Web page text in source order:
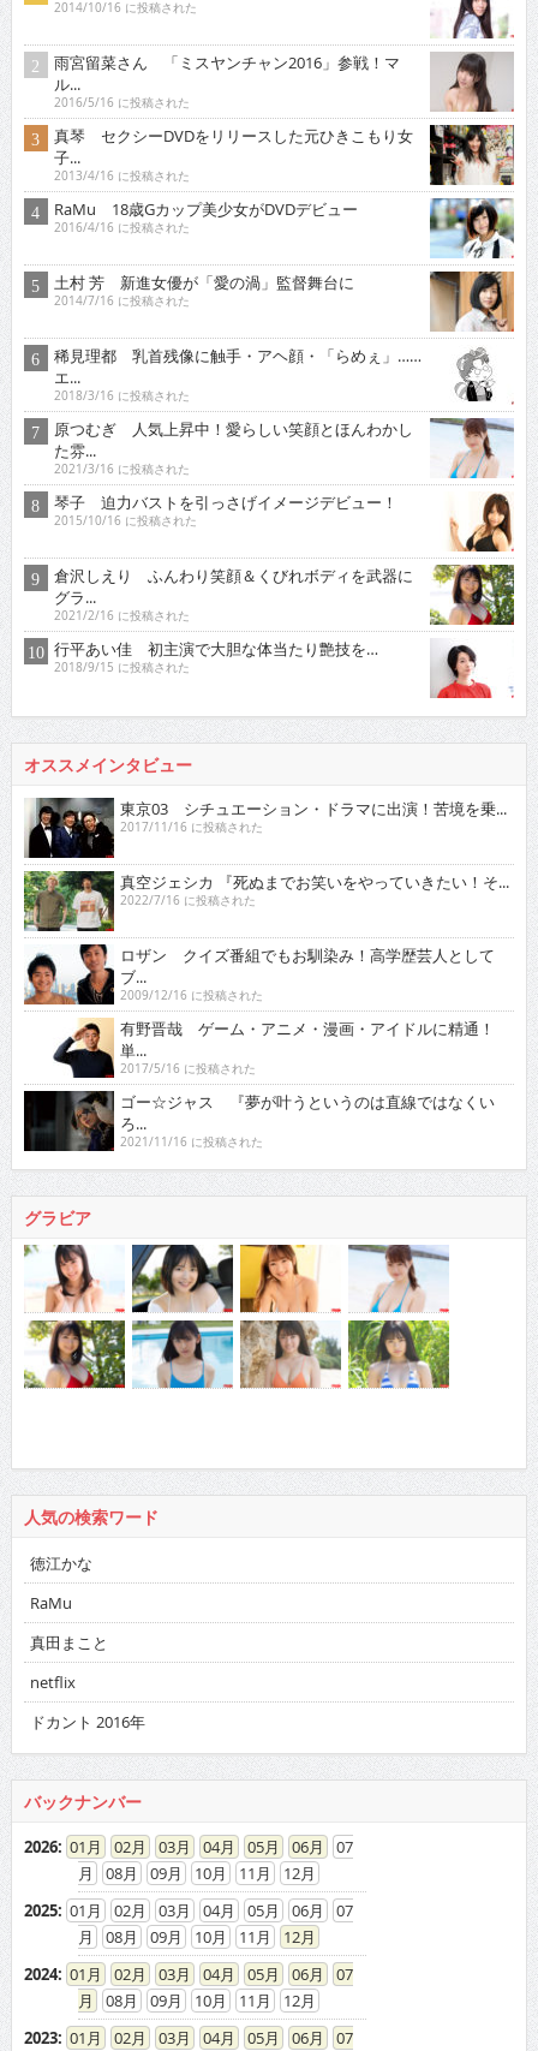
2014/10/16 に投稿された
雨宮留菜さん 「ミスヤンチャン2016」参戦！マ
ル...
2016/5/16 に投稿された
真琴 セクシーDVDをリリースした元ひきこもり女
子...
2013/4/16 に投稿された
RaMu 18歳Gカップ美少女がDVDデビュー
2016/4/16 に投稿された
土村 芳 新進女優が「愛の渦」監督舞台に
2014/7/16 に投稿された
稀見理都 乳首残像に触手・アヘ顔・「らめぇ」……
エ...
2018/3/16 に投稿された
原つむぎ 人気上昇中！愛らしい笑顔とほんわかし
た雰...
2021/3/16 に投稿された
琴子 迫力バストを引っさげイメージデビュー！
2015/10/16 に投稿された
倉沢しえり ふんわり笑顔＆くびれボディを武器に
グラ...
2021/2/16 に投稿された
行平あい佳 初主演で大胆な体当たり艶技を…
2018/9/15 に投稿された
オススメインタビュー
東京03 シチュエーション・ドラマに出演！苦境を乗...
2017/11/16 に投稿された
真空ジェシカ 『死ぬまでお笑いをやっていきたい！そ...
2022/7/16 に投稿された
ロザン クイズ番組でもお馴染み！高学歴芸人として
ブ...
2009/12/16 に投稿された
有野晋哉 ゲーム・アニメ・漫画・アイドルに精通！
単...
2017/5/16 に投稿された
ゴー☆ジャス 『夢が叶うというのは直線ではなくい
ろ...
2021/11/16 に投稿された
グラビア
人気の検索ワード
徳江かな
RaMu
真田まこと
netflix
ドカント 2016年
バックナンバー
2026: 01 02 03 04 05 06
07
08
09 10 11
12
2025: 01 02 03 04 05 06
07
08
09 10 11
12
2024: 01 02 03 04 05 06
07
08
09 10 11
12
2023: 01 02 03 04 05 06
07